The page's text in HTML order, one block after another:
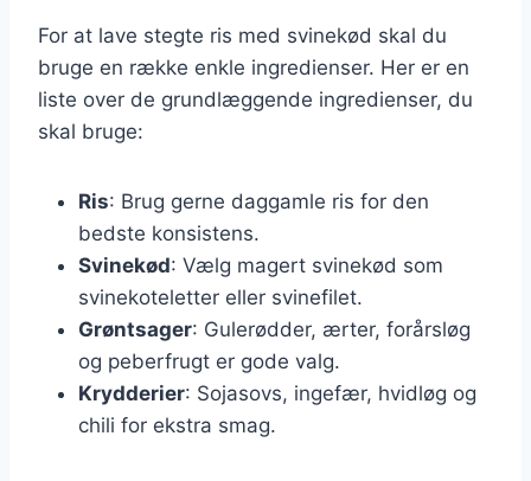
For at lave stegte ris med svinekød skal du
bruge en række enkle ingredienser. Her er en
liste over de grundlæggende ingredienser, du
skal bruge:
Ris: Brug gerne daggamle ris for den
bedste konsistens.
Svinekød: Vælg magert svinekød som
svinekoteletter eller svinefilet.
Grøntsager: Gulerødder, ærter, forårsløg
og peberfrugt er gode valg.
Krydderier: Sojasovs, ingefær, hvidløg og
chili for ekstra smag.